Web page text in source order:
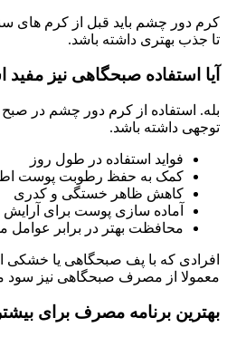
کرم دور چشم باید قبل از کرم های
تا جذب بهتری داشته باشد.
آیا استفاده صبحگاهی نیز
بله. استفاده از کرم دور چشم در صبح
توجهی داشته باشد.
فواید استفاده در طول روز
کمک به حفظ رطوبت پوست
کاهش ظاهر خستگی و کدری
آماده سازی پوست برای آرایش
محافظت بهتر در برابر عوامل
افرادی که با پف صبحگاهی یا
معمولا از مصرف صبحگاهی نیز سود
بهترین برنامه مصرف برای